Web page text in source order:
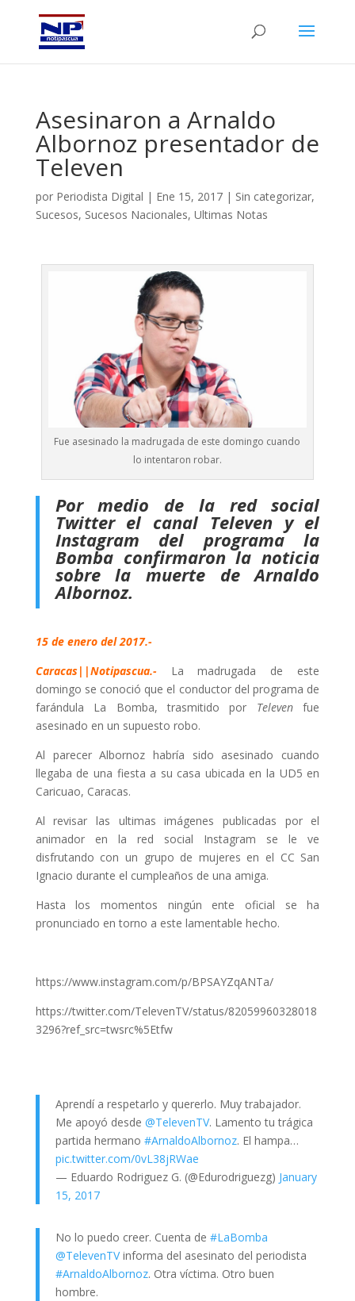
Asesinaron a Arnaldo
Albornoz presentador de
Televen
por Periodista Digital | Ene 15, 2017| Sin categorizar,
Sucesos, Sucesos Nacionales, Ultimas Notas
Fue asesinado la madrugada de este domingo cuando
lo intentaron robar.
Por medio de la red social
Twitter el canal Televen y el
Instagram del programa la
Bomba confirmaron la noticia
sobre la muerte de Arnaldo
Albornoz.
15 de enero del 2017.-
Caracas||Notipascua.-La madrugada de este
domingo se conoció que el conductor del programa de
farándula La Bomba, trasmitido por Televenfue
asesinado en un supuesto robo.
Al parecer Albornoz habría sido asesinado cuando
llegaba de una fiesta a su casa ubicada en la UD5 en
Caricuao, Caracas.
Al revisar las ultimas imágenes publicadas por el
animador en la red social Instagram se le ve
disfrutando con un grupo de mujeres en el CC San
Ignacio durante el cumpleaños de una amiga.
Hasta los momentos ningún ente oficial se ha
pronunciado en torno a este lamentable hecho.
https://www.instagram.com/p/BPSAYZqANTa/
https://twitter.com/TelevenTV/status/82059960328018
3296?ref_src=twsrc%5Etfw
Aprendí a respetarlo y quererlo. Muy trabajador.
Me apoyó desde @TelevenTV. Lamento tu trágica
partida hermano #ArnaldoAlbornoz. El hampa…
pic.twitter.com/0vL38jRWae
— Eduardo Rodriguez G. (@Edurodriguezg) January
15, 2017
No lo puedo creer. Cuenta de #LaBomba
@TelevenTVinforma del asesinato del periodista
#ArnaldoAlbornoz. Otra víctima. Otro buen
hombre.